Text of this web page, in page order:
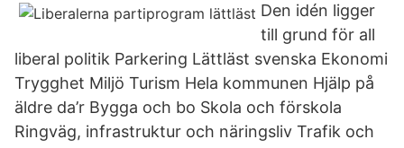
Den idén ligger
till grund för all
liberal politik Parkering Lättläst svenska Ekonomi
Trygghet Miljö Turism Hela kommunen Hjälp på
äldre da’r Bygga och bo Skola och förskola
Ringväg, infrastruktur och näringsliv Trafik och